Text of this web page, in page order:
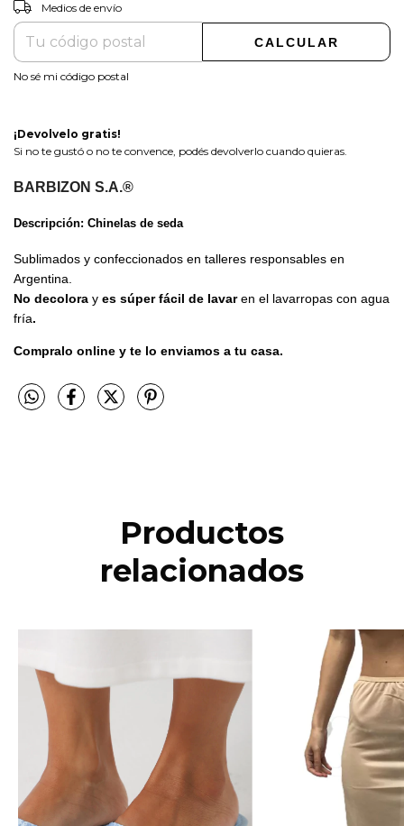
Entregas para el CP:
Medios de envío
CALCULAR
No sé mi código postal
¡Devolvelo gratis!
Si no te gustó o no te convence, podés devolverlo cuando quieras.
BARBIZON S.A.®
Descripción: Chinelas de seda
Sublimados y confeccionados en talleres responsables en
Argentina.
No decolora y es súper fácil de lavaren el lavarropas con agua
fría.
Compralo online y te lo enviamos a tu casa.
Productos
relacionados